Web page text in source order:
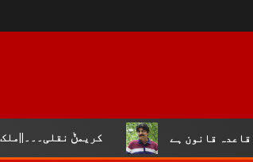
کریمݨ نقلی۔۔۔||ملک عبداللہ عرفان